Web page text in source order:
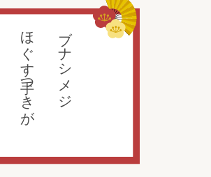
ブナシメジ
ほぐす手つきが